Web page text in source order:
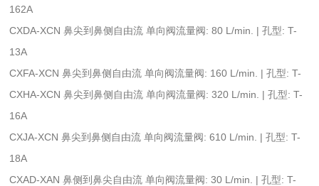
162A
CXDA-XCN 鼻尖到鼻侧自由流 单向阀流量阀: 80 L/min. | 孔型: T-
13A
CXFA-XCN 鼻尖到鼻侧自由流 单向阀流量阀: 160 L/min. | 孔型: T-
CXHA-XCN 鼻尖到鼻侧自由流 单向阀流量阀: 320 L/min. | 孔型: T-
16A
CXJA-XCN 鼻尖到鼻侧自由流 单向阀流量阀: 610 L/min. | 孔型: T-
18A
CXAD-XAN 鼻侧到鼻尖自由流 单向阀流量阀: 30 L/min. | 孔型: T-